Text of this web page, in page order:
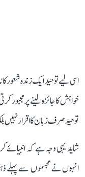
اسی لیے توحید ایک زندہ شعور
خواہش کا جائزہ لینے پر
توحید صرف زبان کا اقرار
شاید یہی وجہ ہے کہ انبیائے
انہوں نے مجسموں سے پہلے